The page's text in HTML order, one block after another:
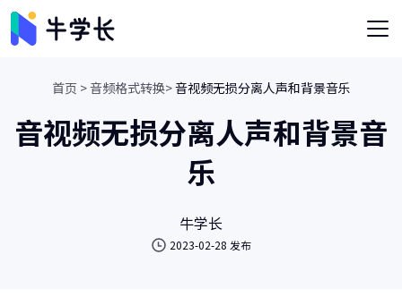
首页 >音频格式转换>音视频无损分离人声和背景音乐
音视频无损分离人声和背景音
乐
牛学长
2023-02-28 发布